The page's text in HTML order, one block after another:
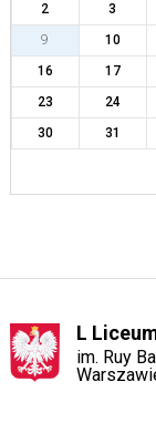
2
3
9
10
16
17
23
24
30
31
L
im. Ruy